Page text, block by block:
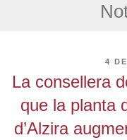
4
La consellera
que la planta
d’Alzira